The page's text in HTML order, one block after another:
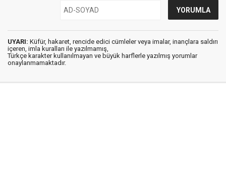
UYARI: Küfür, hakaret, rencide edici cümleler veya imalar, inançlara saldırı
içeren, imla kuralları ile yazılmamış,
Türkçe karakter kullanılmayan ve büyük harflerle yazılmış yorumlar
onaylanmamaktadır.